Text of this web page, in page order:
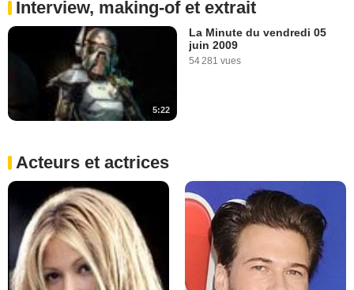
Interview, making-of et extrait
5:22
La Minute du vendredi 05
juin 2009
54 281 vues
Acteurs et actrices